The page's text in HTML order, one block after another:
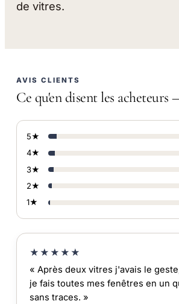
de vitres.
AVIS CLIENTS
Ce qu'en disent les acheteurs
5★
4★
3★
2★
1★
★★★★★
« Après deux vitres j'avais le
je fais toutes mes fenêtres en un
sans traces. »